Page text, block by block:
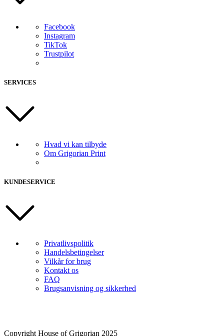
Facebook
Instagram
TikTok
Trustpilot
SERVICES
Hvad vi kan tilbyde
Om Grigorian Print
KUNDESERVICE
Privatlivspolitik
Handelsbetingelser
Vilkår for brug
Kontakt os
FAQ
Brugsanvisning og sikkerhed
Copyright House of Grigorian 2025